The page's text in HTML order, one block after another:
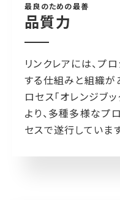
最良のための最善
品質力
リンクレアには、プ
する仕組みと組織が
ロセス「オレンジブ
より、多種多様なプ
セスで遂行しています